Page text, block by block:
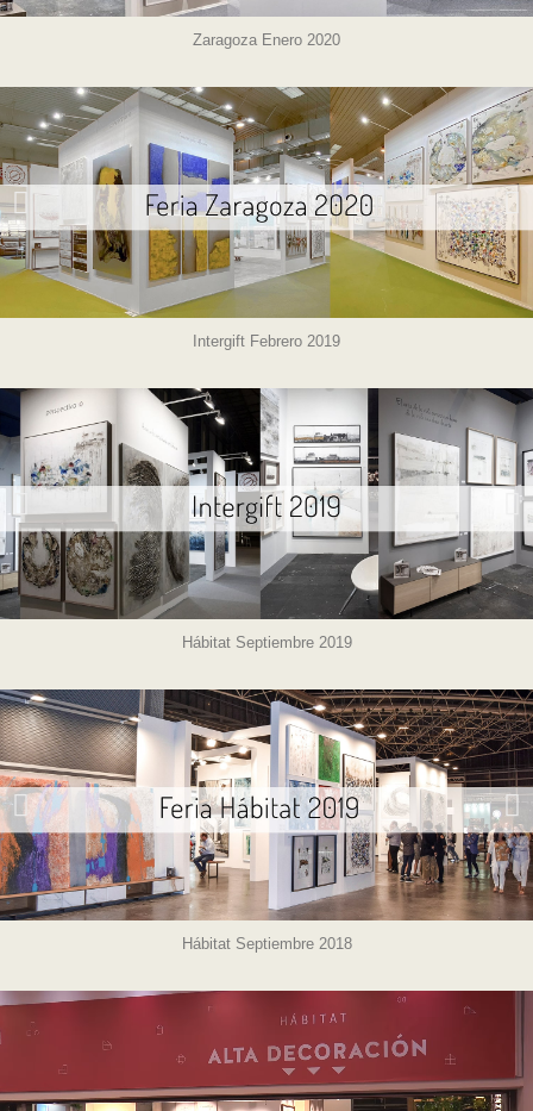
Zaragoza Enero 2020
Intergift Febrero 2019
Hábitat Septiembre 2019
Hábitat Septiembre 2018